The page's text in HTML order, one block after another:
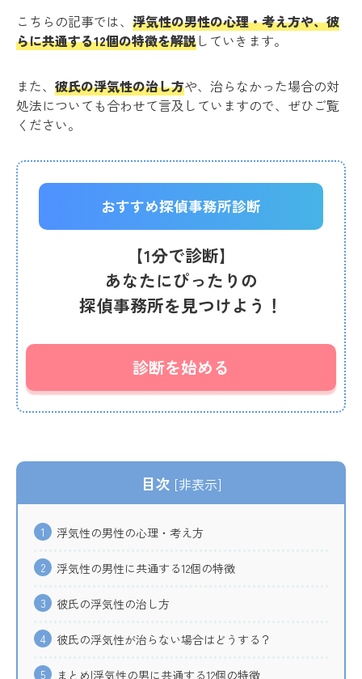
こちらの記事では、 浮気性の男性の心理・考え方や、彼
らに共通する12個の特徴を解説していきます。
また、 彼氏の浮気性の治し方や、治らなかった場合の対
処法についても合わせて言及していますので、ぜひご覧
ください。
おすすめ探偵事務所診断
【1分で診断】
あなたにぴったりの
探偵事務所を見つけよう！
診断を始める
目次 [非表示]
1 浮気性の男性の心理・考え方
2 浮気性の男性に共通する12個の特徴
3 彼氏の浮気性の治し方
4 彼氏の浮気性が治らない場合はどうする？
5 まとめ|浮気性の男に共通する12個の特徴